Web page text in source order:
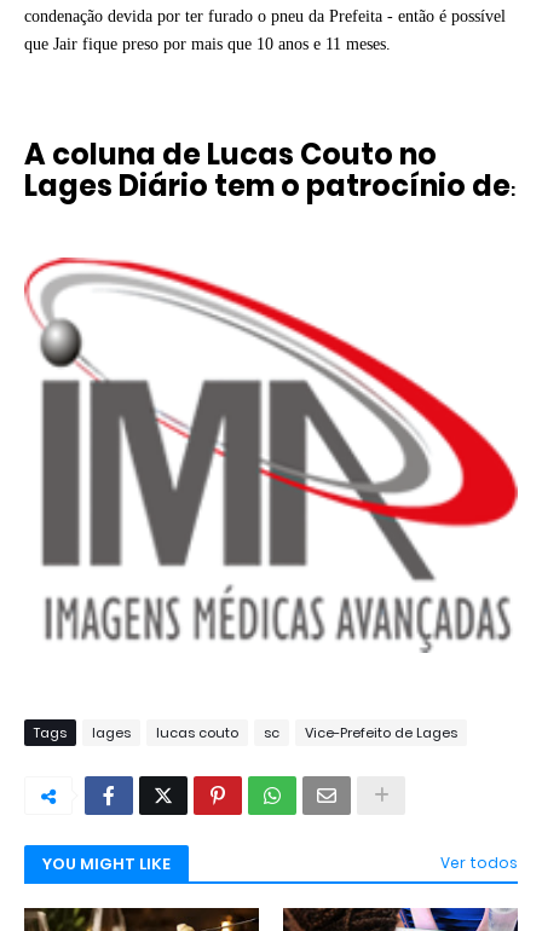
condenação devida por ter furado o pneu da Prefeita - então é possível
que Jair fique preso por mais que 10 anos e 11 meses.
A coluna de Lucas Couto no
Lages Diário tem o patrocínio de:
Tags lages lucas couto sc Vice-Prefeito de Lages
YOU MIGHT LIKE Ver todos